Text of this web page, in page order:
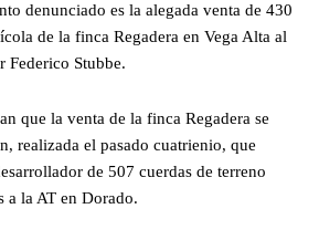
denunciado es la alegada venta de 430
de la finca Regadera en Vega Alta al
Federico Stubbe.
que la venta de la finca Regadera se
realizada el pasado cuatrienio, que
de 507 cuerdas de terreno
a la AT en Dorado.